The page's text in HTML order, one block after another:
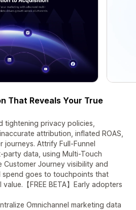
That Reveals Your True
tightening privacy policies,
attribution, inflated ROAS,
Attrify Full-Funnel
data, using Multi-Touch
Journey visibility and
spend goes to touchpoints that
【FREE BETA】Early adopters
Omnichannel marketing data